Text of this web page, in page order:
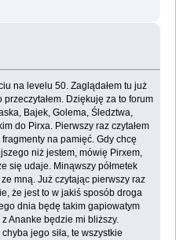
na levelu 50. Zaglądałem tu już
Dziękuję za to forum
Bajek, Golema, Śledztwa,
do Pirxa. Pierwszy raz czytałem
na pamięć. Gdy chcę
niż jestem, mówię Pirxem,
się udaje. Minąwszy półmetek
mną. Już czytając pierwszy raz
że jest to w jakiś sposób droga
dnia będę takim gapiowatym
Ananke będzie mi bliższy.
jego siła, te wszystkie